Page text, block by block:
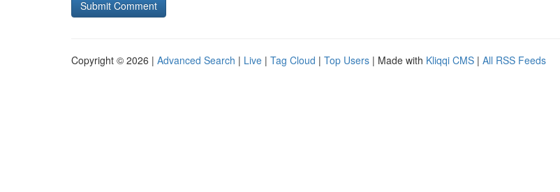
Copyright © 2026 | Advanced Search | Live | Tag Cloud | Top Users | Made with Kliqqi CMS | All RSS Feeds